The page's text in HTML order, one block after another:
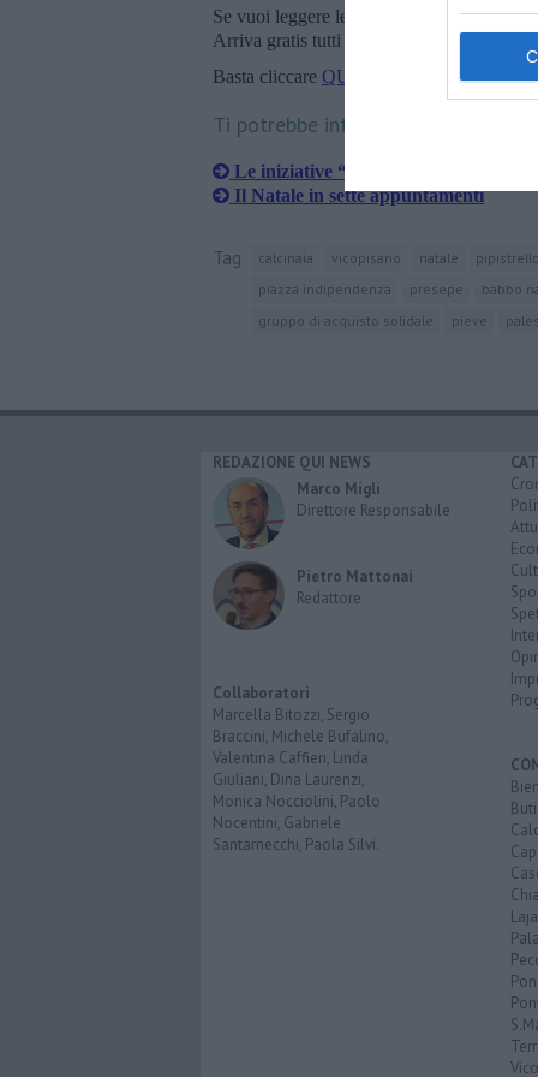
Se vuoi leggere le notizie principali della
Arriva gratis tutti i giorni alle 20:00
Basta cliccare QUI
Ti potrebbe interessare anche:
Le iniziative “illuminate” del Natale
Il Natale in sette appuntamenti
Tag calcinaia vicopisano natale pipistrello
piazza indipendenza
presepe babbo
gruppo di acquisto solidale
pieve
REDAZIONE QUI NEWS
Marco Migli
Direttore Responsabile
Pietro Mattonai
Redattore
Collaboratori
Marcella Bitozzi, Sergio
Braccini, Michele Bufalino,
Valentina Caffieri, Linda
Giuliani, Dina Laurenzi,
Monica Nocciolini, Paolo
Nocentini, Gabriele
Santarnecchi, Paola Silvi.
Buti